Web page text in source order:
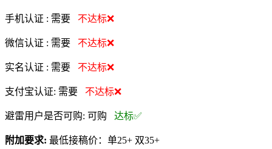
手机认证 : 需要 不达标❌
微信认证 : 需要 不达标❌
实名认证 : 需要 不达标❌
支付宝认证: 需要 不达标❌
避雷用户是否可购: 可购 达标✅
附加要求: 最低接稿价：单25+ 双35+